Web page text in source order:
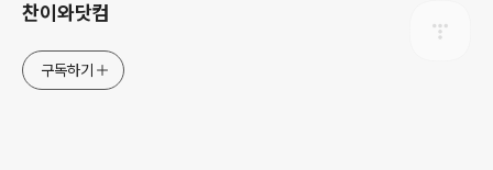
찬이와닷컴
구독하기